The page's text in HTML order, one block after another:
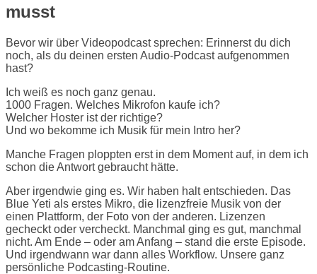
musst
Bevor wir über Videopodcast sprechen: Erinnerst du dich
noch, als du deinen ersten Audio-Podcast aufgenommen
hast?
Ich weiß es noch ganz genau.
1000 Fragen. Welches Mikrofon kaufe ich?
Welcher Hoster ist der richtige?
Und wo bekomme ich Musik für mein Intro her?
Manche Fragen ploppten erst in dem Moment auf, in dem ich
schon die Antwort gebraucht hätte.
Aber irgendwie ging es. Wir haben halt entschieden. Das
Blue Yeti als erstes Mikro, die lizenzfreie Musik von der
einen Plattform, der Foto von der anderen. Lizenzen
gecheckt oder vercheckt. Manchmal ging es gut, manchmal
nicht. Am Ende – oder am Anfang – stand die erste Episode.
Und irgendwann war dann alles Workflow. Unsere ganz
persönliche Podcasting-Routine.